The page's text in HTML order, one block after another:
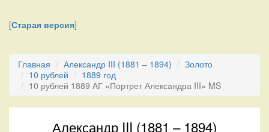
[Старая версия]
Главная Александр III (1881 – 1894)
Золото
10 рублей
1889 год
10 рублей 1889 АГ «Портрет Александра III» MS
Александр III (1881 – 1894)